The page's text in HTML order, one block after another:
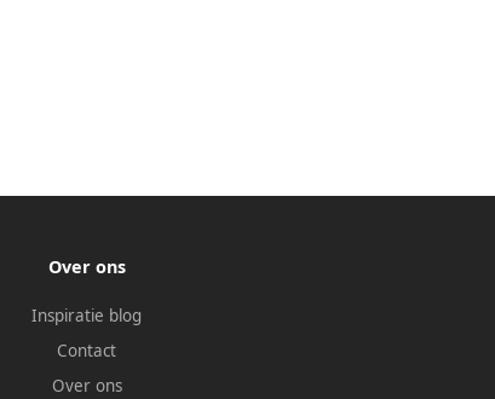
Over ons
Inspiratie blog
Contact
Over ons